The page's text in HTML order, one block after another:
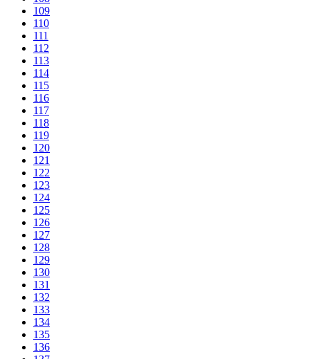
109
110
111
112
113
114
115
116
117
118
119
120
121
122
123
124
125
126
127
128
129
130
131
132
133
134
135
136